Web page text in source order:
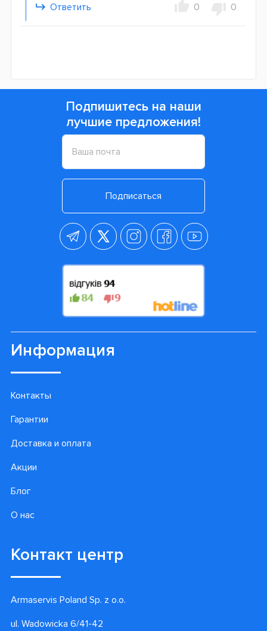
Ответить
0 0
Подпишитесь на наши
лучшие предложения!
Подписаться
Информация
Контакты
Гарантии
Доставка и оплата
Акции
Блог
О нас
Контакт центр
Armaservis Poland Sp. z o.o.
ul. Wadowicka 6/41-42